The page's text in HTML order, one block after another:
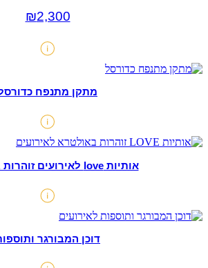
₪2,300
מתקן מתנפח כדורסל
אותיות love לאירועים זוהרות באולטרא
דוכן המבורגר ותוספות